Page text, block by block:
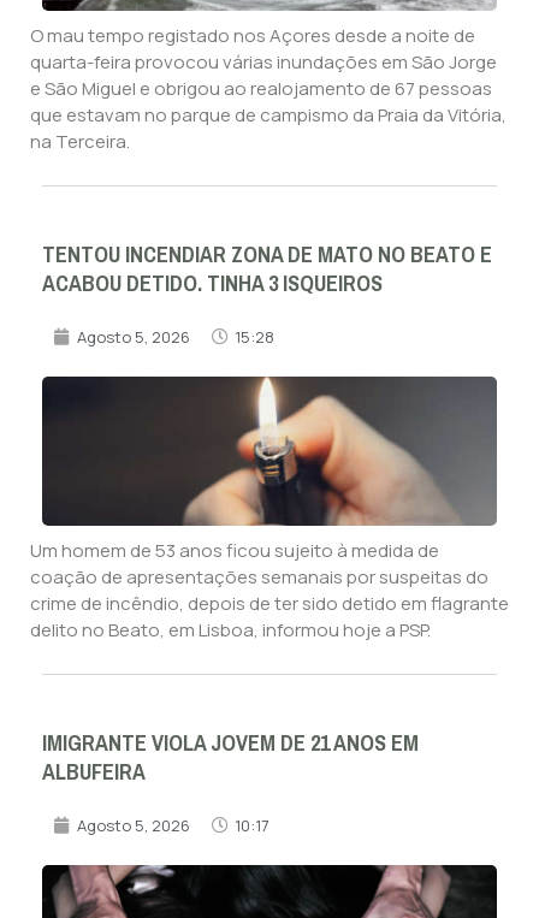
O mau tempo registado nos Açores desde a noite de
quarta-feira provocou várias inundações em São Jorge
e São Miguel e obrigou ao realojamento de 67 pessoas
que estavam no parque de campismo da Praia da Vitória,
na Terceira.
TENTOU INCENDIAR ZONA DE MATO NO BEATO E
ACABOU DETIDO. TINHA 3 ISQUEIROS
Agosto 5, 2026 15:28
Um homem de 53 anos ficou sujeito à medida de
coação de apresentações semanais por suspeitas do
crime de incêndio, depois de ter sido detido em flagrante
delito no Beato, em Lisboa, informou hoje a PSP.
IMIGRANTE VIOLA JOVEM DE 21 ANOS EM
ALBUFEIRA
Agosto 5, 2026 10:17